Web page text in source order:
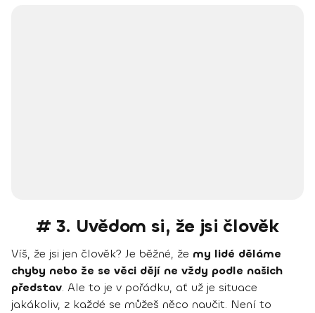
# 3. Uvědom si, že jsi člověk
Víš, že jsi jen člověk? Je běžné, že my lidé děláme
chyby nebo že se věci dějí ne vždy podle našich
představ. Ale to je v pořádku, ať už je situace
jakákoliv, z každé se můžeš něco naučit. Není to